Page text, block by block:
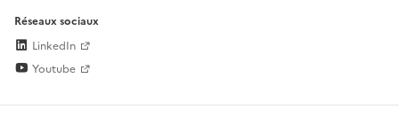
Réseaux sociaux
LinkedIn
Youtube